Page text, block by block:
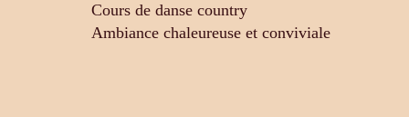
Cours de danse country
Ambiance chaleureuse et conviviale